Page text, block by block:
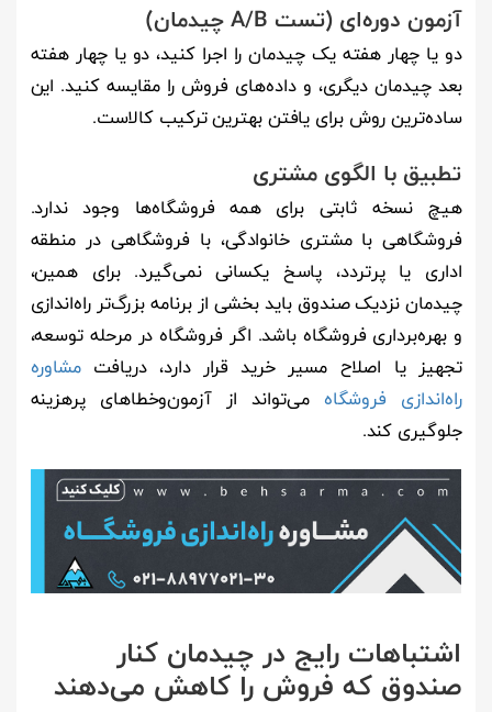
آزمون دوره‌ای (تست A/B چیدمان)
دو یا چهار هفته یک چیدمان را اجرا کنید، دو یا چهار هفته
بعد چیدمان دیگری، و داده‌های فروش را مقایسه کنید. این
ساده‌ترین روش برای یافتن بهترین ترکیب کالاست.
تطبیق با الگوی مشتری
هیچ نسخه ثابتی برای همه فروشگاه‌ها وجود ندارد.
فروشگاهی با مشتری خانوادگی، با فروشگاهی در منطقه
اداری یا پرتردد، پاسخ یکسانی نمی‌گیرد. برای همین،
چیدمان نزدیک صندوق باید بخشی از برنامه بزرگ‌تر راه‌اندازی
و بهره‌برداری فروشگاه باشد. اگر فروشگاه در مرحله توسعه،
تجهیز یا اصلاح مسیر خرید قرار دارد، دریافتمشاوره
راه‌اندازی فروشگاه می‌تواند از آزمون‌وخطاهای پرهزینه
جلوگیری کند.
اشتباهات رایج در چیدمان کنار
صندوق که فروش را کاهش می‌دهند